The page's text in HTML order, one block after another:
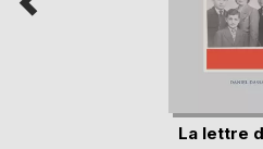
La lettre